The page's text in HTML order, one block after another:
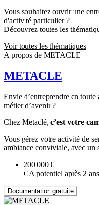
Vous souhaitez ouvrir une
d'activité particulier ?
Découvrez toutes les
Voir toutes les thématiques
A propos de METACLE
METACLE
Envie d’entreprendre en
métier d’avenir ?
Chez Metaclé, c’est votre
Vous gérez votre activité de
ambiance conviviale, avec un
200 000 €
CA potentiel après 2 ans
Documentation gratuite